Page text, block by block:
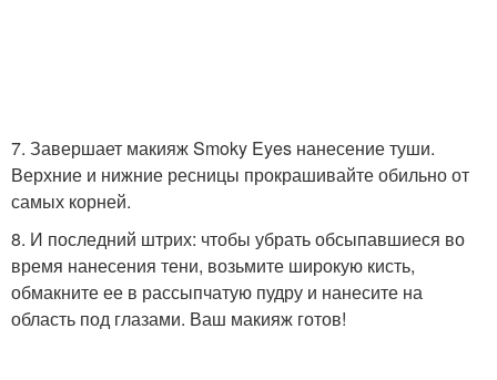
7. Завершает макияж Smoky Eyes нанесение туши.
Верхние и нижние ресницы прокрашивайте обильно от
самых корней.
8. И последний штрих: чтобы убрать обсыпавшиеся во
время нанесения тени, возьмите широкую кисть,
обмакните ее в рассыпчатую пудру и нанесите на
область под глазами. Ваш макияж готов!